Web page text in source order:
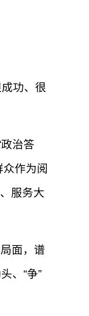
功、很
治答
众作为阅
服务大
面，谱
、“争”